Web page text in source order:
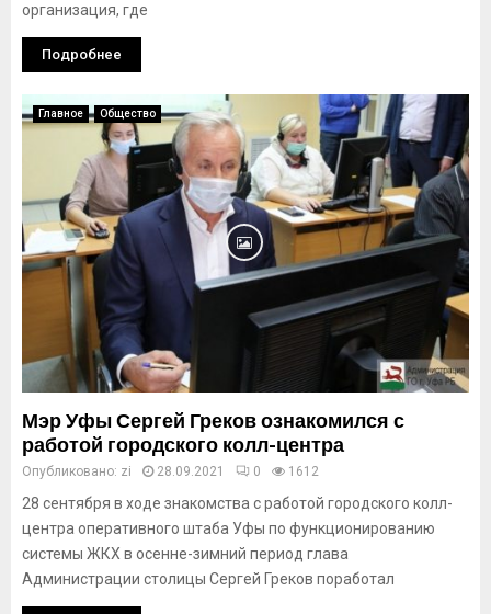
организация, где
Подробнее
Главное Общество
Мэр Уфы Сергей Греков ознакомился с
работой городского колл-центра
Опубликовано: zi 28.09.2021 0 1612
28 сентября в ходе знакомства с работой городского колл-
центра оперативного штаба Уфы по функционированию
системы ЖКХ в осенне-зимний период глава
Администрации столицы Сергей Греков поработал